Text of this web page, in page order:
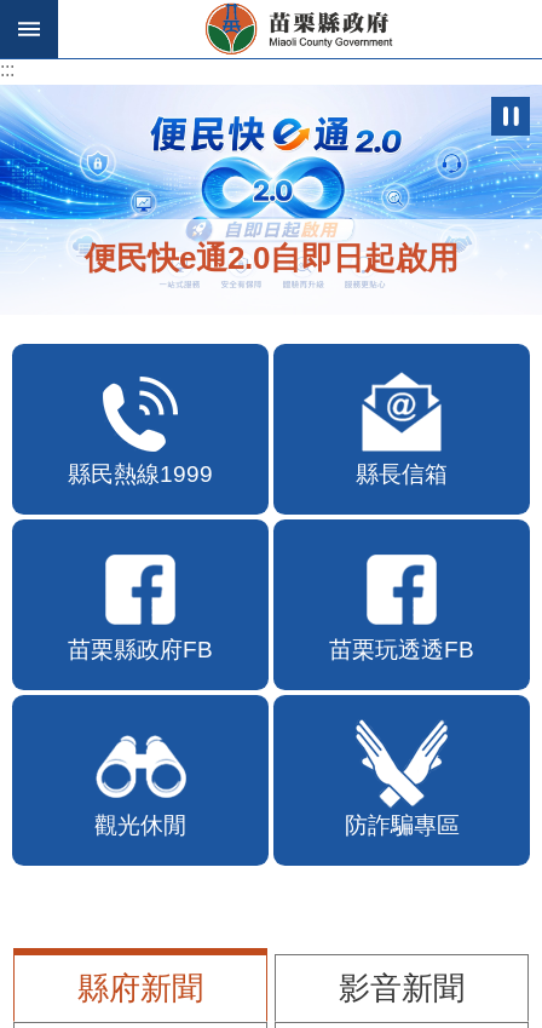
跳到主要內容區塊
:::
:::
便民快e通2.0自即日起啟用
縣民熱線1999 縣長信箱
苗栗縣政府FB 苗栗玩透透FB
觀光休閒 防詐騙專區
縣府新聞
影音新聞